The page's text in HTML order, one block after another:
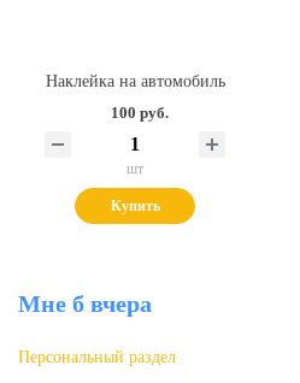
Наклейка на автомобиль
100 руб.
шт
Купить
Мне б вчера
Персональный раздел